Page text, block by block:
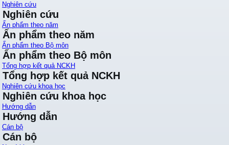
Nghiên cứu
Nghiên cứu
Ấn phẩm theo năm
Ấn phẩm theo năm
Ấn phẩm theo Bộ môn
Ấn phẩm theo Bộ môn
Tổng hợp kết quả NCKH
Tổng hợp kết quả NCKH
Nghiên cứu khoa học
Nghiên cứu khoa học
Hướng dẫn
Hướng dẫn
Cán bộ
Cán bộ